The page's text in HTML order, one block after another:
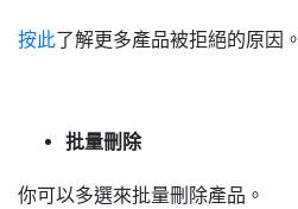
按此了解更多產品被拒絕的原因。
批量刪除
你可以多選來批量刪除產品。